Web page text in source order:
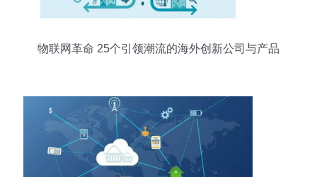
物联网革命 25个引领潮流的海外创新公司与产品